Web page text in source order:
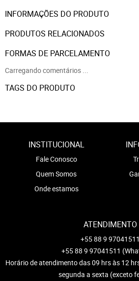
INFORMAÇÕES DO PRODUTO
PRODUTOS RELACIONADOS
FORMAS DE PARCELAMENTO
Carregando comentários ...
TAGS DO PRODUTO
INSTITUCIONAL
Fale Conosco
Quem Somos
Onde estamos
ATENDIMENTO
+55 88 9 97041511
+55 88 9 97041511
Horário de atendimento das 09 hrs às 12
segunda a sexta (exceto